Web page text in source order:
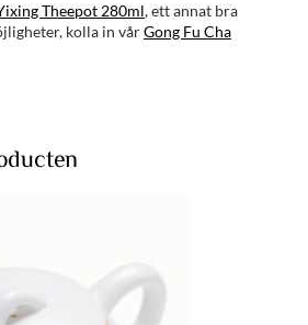
Theepot 280ml, ett annat bra
kolla in vårGong Fu Cha